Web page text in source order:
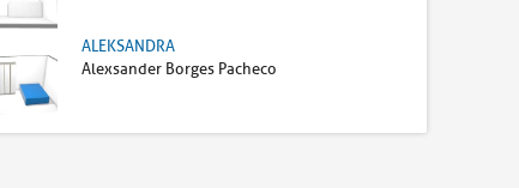
ALEKSANDRA
Alexsander Borges Pacheco